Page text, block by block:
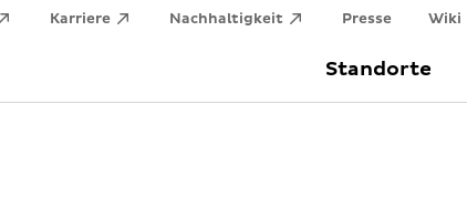
Karriere Nachhaltigkeit Presse Wiki
Standorte